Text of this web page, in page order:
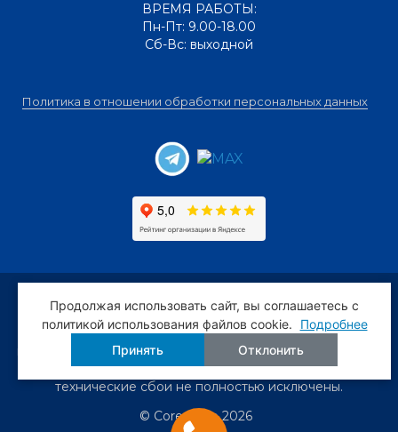
ВРЕМЯ РАБОТЫ:
Пн-Пт: 9.00-18.00
Сб-Вс: выходной
Политика в отношении обработки персональных данных
Предложения и условия, размещённые на сайте, не
являются публичной офертой. Мы следим за
актуальностью и точностью информации, но всё же
просим уточнять важные для Вас сведения по телефону
или мессенджерам, ибо задержки обновлений и
технические сбои не полностью исключены.
© Corestone 2026
Продолжая использовать сайт, вы соглашаетесь c
политикой использования файлов cookie.
Подробнее
Принять
Отклонить